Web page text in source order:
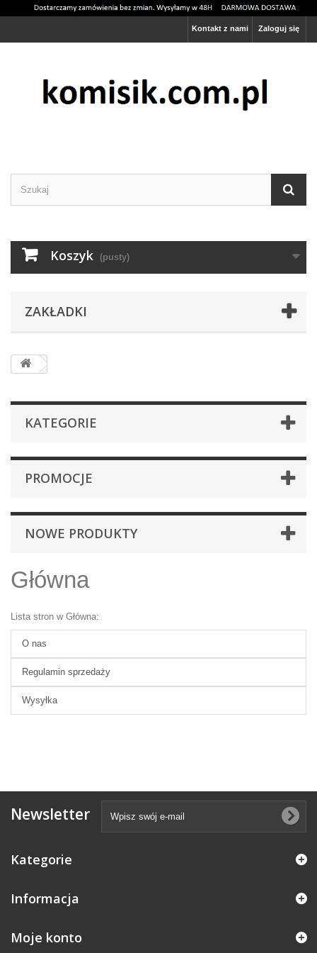
Zaloguj się
Kontakt z nami
Koszyk (pusty)
ZAKŁADKI
KATEGORIE
PROMOCJE
NOWE PRODUKTY
Główna
Lista stron w Główna:
O nas
Regulamin sprzedaży
Wysyłka
Newsletter
Kategorie
Informacja
Moje konto